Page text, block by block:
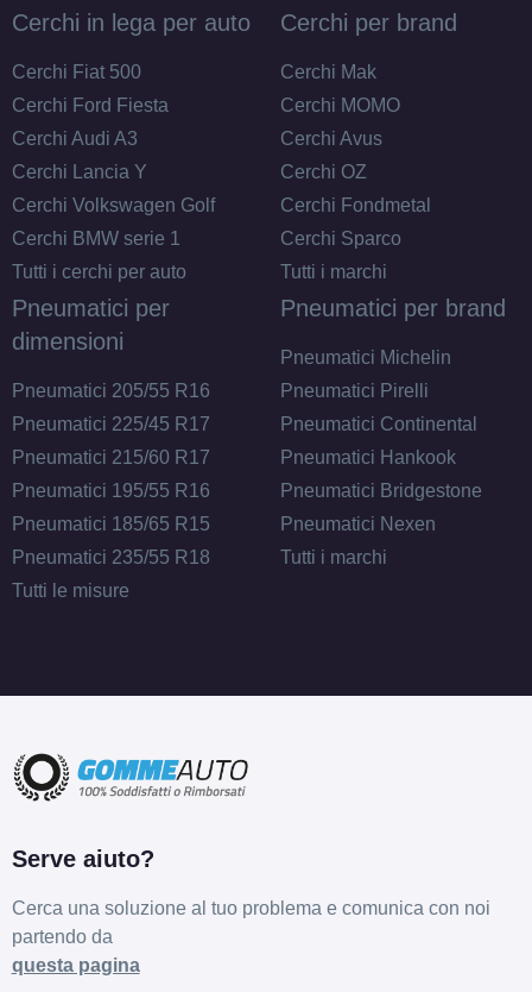
Disponibile
DEZENT Tn Black Mirror
4 fori 14" 5.5X14 ET42
4x100
Foro centrale: 54.1mm
Disponibile
4 fori 14" 5.5X14 ET45
4x100
Foro centrale: 54.1mm
Cerchi in lega per auto
Cerchi Fiat 500
Cerchi Ford Fiesta
Cerchi Audi A3
Cerchi Lancia Y
Cerchi Volkswagen Golf
Cerchi BMW serie 1
Tutti i cerchi per auto
Cerchi per brand
Cerchi Mak
Cerchi MOMO
Cerchi Avus
Cerchi OZ
Cerchi Fondmetal
Cerchi Sparco
Tutti i marchi
Pneumatici per
dimensioni
Pneumatici 205/55 R16
Pneumatici 225/45 R17
Pneumatici 215/60 R17
Pneumatici 195/55 R16
Pneumatici 185/65 R15
Pneumatici 235/55 R18
Tutti le misure
Pneumatici per brand
Pneumatici Michelin
Pneumatici Pirelli
Pneumatici Continental
Pneumatici Hankook
Pneumatici Bridgestone
Pneumatici Nexen
Tutti i marchi
Serve aiuto?
Cerca una soluzione al tuo problema e comunica con noi
partendo da
questa pagina